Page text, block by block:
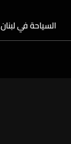
السياحة في لبنان